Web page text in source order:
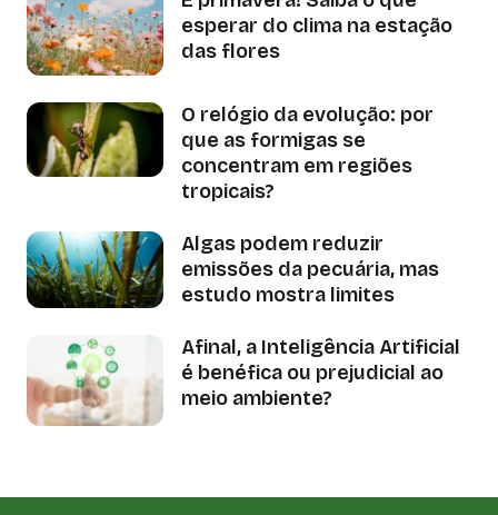
esperar do clima na estação
das flores
O relógio da evolução: por
que as formigas se
concentram em regiões
tropicais?
Algas podem reduzir
emissões da pecuária, mas
estudo mostra limites
Afinal, a Inteligência Artificial
é benéfica ou prejudicial ao
meio ambiente?